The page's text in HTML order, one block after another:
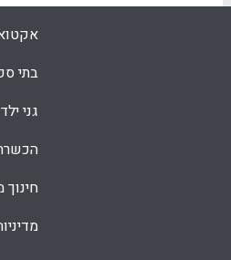
בתי
גני
חינוך